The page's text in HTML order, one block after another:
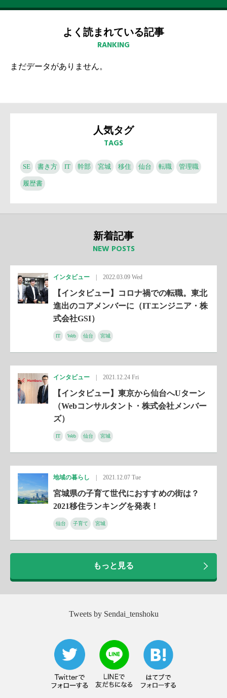
よく読まれている記事
RANKING
まだデータがありません。
人気タグ
TAGS
SE 書き方 IT 幹部 宮城 移住 仙台 転職 管理職
履歴書
新着記事
NEW POSTS
インタビュー | 2022.03.09 Wed
【インタビュー】コロナ禍での転職。東北
進出のコアメンバーに（ITエンジニア・株
式会社GSI）
IT Web 仙台 宮城
インタビュー | 2021.12.24 Fri
【インタビュー】東京から仙台へUターン
（Webコンサルタント・株式会社メンバー
ズ）
IT Web 仙台 宮城
地域の暮らし | 2021.12.07 Tue
宮城県の子育て世代におすすめの街は？
2021移住ランキングを発表！
仙台 子育て 宮城
もっと見る
Tweets by Sendai_tenshoku